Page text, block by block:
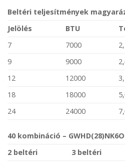
Beltéri teljesítmények
Jelölés
BTU
7
7000
9
9000
12
12000
18
18000
24
24000
40 kombináció –
2 beltéri
3 beltéri